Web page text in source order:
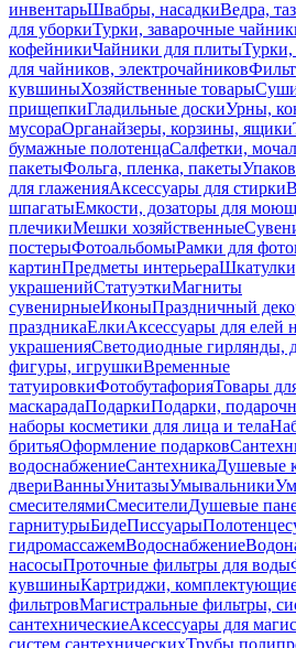
инвентарьШвабры, насадкиВедра,
для уборкиТурки, заварочные
кофейникиЧайники для плиты
для чайников, электрочайников
кувшиныХозяйственные товары
прищепкиГладильные доскиУрны,
мусораОрганайзеры, корзины, ящики
бумажные полотенцаСалфетки,
пакетыФольга, пленка, пакеты
для глаженияАксессуары для стирки
шпагатыЕмкости, дозаторы для
плечикиМешки хозяйственные
постерыФотоальбомыРамки для
картинПредметы интерьера
украшенийСтатуэткиМагниты
сувенирныеИконыПраздничный
праздникаЕлкиАксессуары для елей
украшенияСветодиодные гирлянды,
фигуры, игрушкиВременные
татуировкиФотобутафорияТовары
маскарадаПодаркиПодарки,
наборы косметики для лица и тела
бритьяОформление подарков
водоснабжениеСантехникаДушевые
двериВанныУнитазыУмывальники
смесителямиСмесителиДушевые
гарнитурыБидеПиссуары
гидромассажемВодоснабжение
насосыПроточные фильтры для воды
кувшиныКартриджи,
фильтровМагистральные фильтры,
сантехническиеАксессуары для
систем сантехническихТрубы